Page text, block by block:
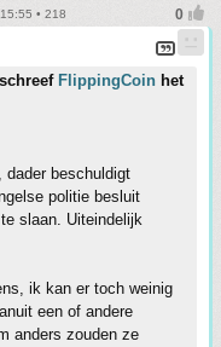
• 218
schreef FlippingCoin het
dader beschuldigt
politie besluit
slaan. Uiteindelijk
ik kan er toch weinig
een of andere
anders zouden ze